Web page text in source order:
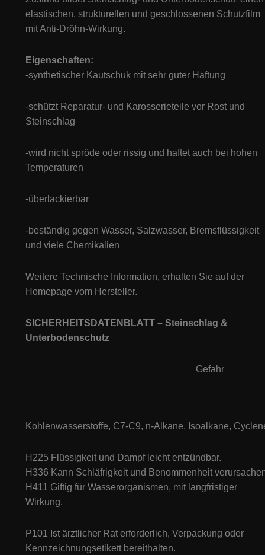
elastischen, strukturellen und geschlossenen Schutzfilm
mit Anti-Dröhn-Wirkung.
Eigenschaften:
-synthetischer Kautschuk mit sehr guter Haftung
-schützt Reparatur- und Karosserieteile vor Rost und
Steinschlag
-wird nicht spröde oder rissig und haftet auch bei hohen
Temperaturen
-überlackierbar
-beständig gegen Wasser, Salzwasser, Bremsflüssigkeit
und viele Chemikalien
Weitere Technische Information, erhalten Sie auf der
Homepage vom Hersteller.
SICHERHEITSDATENBLATT – Steinschlag &
Unterbodenschutz
Gefahr
Kohlenwasserstoffe, C7-C9, n-Alkane, Isoalkane,
H225 Flüssigkeit und Dampf leicht entzündbar.
H336 Kann Schläfrigkeit und Benommenheit
H411 Giftig für Wasserorganismen, mit langfristiger
Wirkung.
P101 Ist ärztlicher Rat erforderlich, Verpackung oder
Kennzeichnungsetikett bereithalten.